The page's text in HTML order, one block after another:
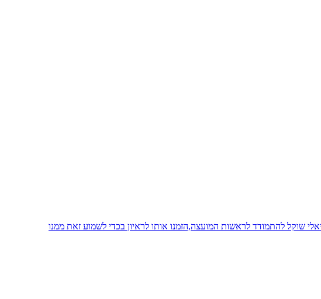
שוקל להתמודד לראשות המועצה,הזמנו אותו לראיון בכדי לשמוע זאת ממנו